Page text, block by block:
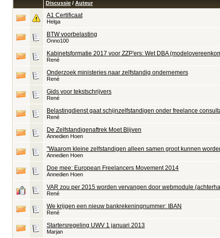
Discussie / Auteur
A1 Certificaat
Helga
BTW voorbelasting
Onno100
Kabinetsformatie 2017 voor ZZP'ers: Wet DBA
René
Onderzoek ministeries naar zelfstandig ondernemers
René
Gids voor tekstschrijvers
René
Belastingdienst gaat schijnzelfstandigen onder freelance
René
De Zelfstandigenaftrek Moet Blijven
Annedien Hoen
"Waarom kleine zelfstandigen alleen samen groot kunnen
Annedien Hoen
Doe mee: European Freelancers Movement 2014
Annedien Hoen
VAR zou per 2015 worden vervangen door webmodule
René
We krijgen een nieuw bankrekeningnummer: IBAN
René
Startersregeling UWV 1 januari 2013
Marjan